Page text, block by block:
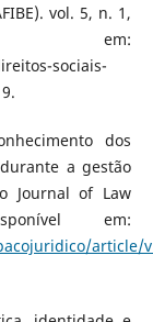
vol. 5, n. 1,
em:
sociais-
dos
a gestão
Journal of Law
em:
article/